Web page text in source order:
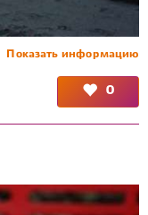
Показать информацию
0